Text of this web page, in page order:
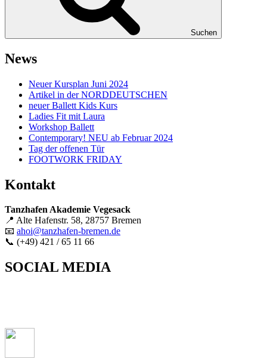
Suchen
News
Neuer Kursplan Juni 2024
Artikel in der NORDDEUTSCHEN
neuer Ballett Kids Kurs
Ladies Fit mit Laura
Workshop Ballett
Contemporary! NEU ab Februar 2024
Tag der offenen Tür
FOOTWORK FRIDAY
Kontakt
Tanzhafen Akademie Vegesack
📍 Alte Hafenstr. 58, 28757 Bremen
📧 ahoi@tanzhafen-bremen.de
📞 (+49) 421 / 65 11 66
SOCIAL MEDIA